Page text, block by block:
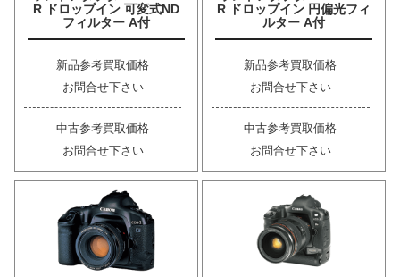
R ドロップイン 可変式ND
フィルター A付
新品参考買取価格
お問合せ下さい
中古参考買取価格
お問合せ下さい
R ドロップイン 円偏光フィ
ルター A付
新品参考買取価格
お問合せ下さい
中古参考買取価格
お問合せ下さい